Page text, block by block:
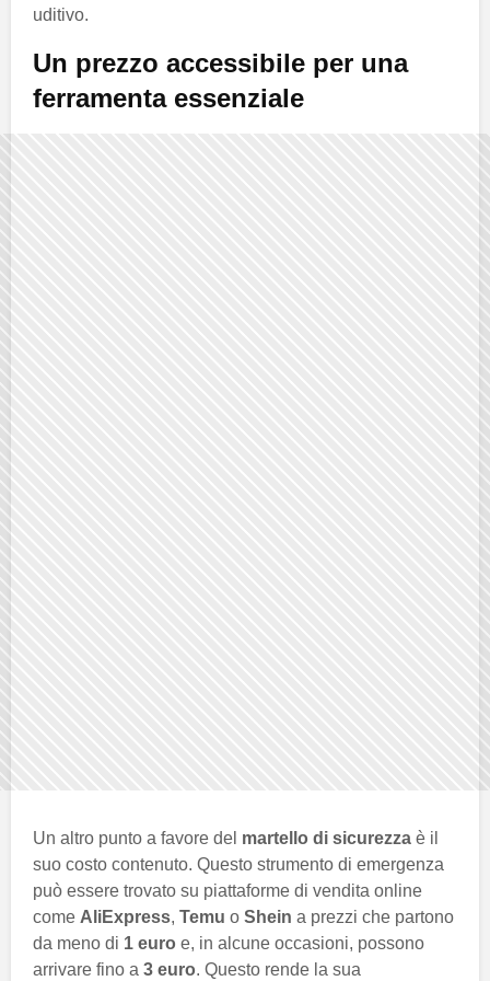
uditivo.
Un prezzo accessibile per una
ferramenta essenziale
Un altro punto a favore del martello di sicurezza è il
suo costo contenuto. Questo strumento di emergenza
può essere trovato su piattaforme di vendita online
come AliExpress, Temu o Shein a prezzi che partono
da meno di 1 euro e, in alcune occasioni, possono
arrivare fino a 3 euro. Questo rende la sua